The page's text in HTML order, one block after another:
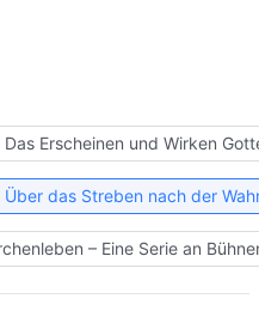
Erscheinen und Wirken
Über das Streben nach der
– Eine Serie an